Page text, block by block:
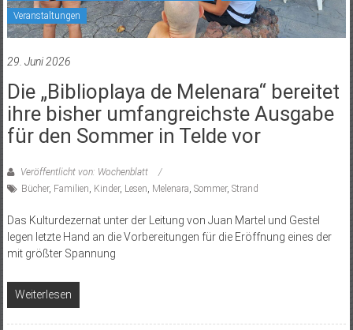
Veranstaltungen
29. Juni 2026
Die „Biblioplaya de Melenara“ bereitet
ihre bisher umfangreichste Ausgabe
für den Sommer in Telde vor
Veröffentlicht von: Wochenblatt
Bücher, Familien, Kinder, Lesen, Melenara, Sommer, Strand
Das Kulturdezernat unter der Leitung von Juan Martel und Gestel
legen letzte Hand an die Vorbereitungen für die Eröffnung eines der
mit größter Spannung
Weiterlesen